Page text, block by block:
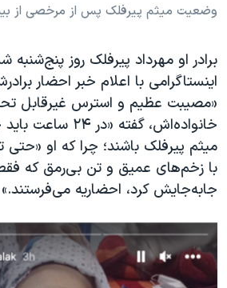
وضعیت میثم پیرفلک پس از مرخصی از
برادر او مهرداد پیرفلک روز
اینستاگرامی با اعلام خبر احضار
«مصیبت عظیم و استرس غیرقابل
خانواده‌اش، گفته
میثم پیرفلک باشند؛ چرا که او
با زخم‌های عمیق و تن بی‌رمق که فقط
جابه‌جایش کرد، احضاریه می‌فرستند.»